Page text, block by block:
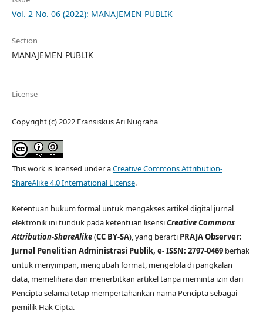
Vol. 2 No. 06 (2022): MANAJEMEN PUBLIK
Section
MANAJEMEN PUBLIK
License
Copyright (c) 2022 Fransiskus Ari Nugraha
This work is licensed under aCreative Commons Attribution-
ShareAlike 4.0 International License.
Ketentuan hukum formal untuk mengakses artikel digital jurnal
elektronik ini tunduk pada ketentuan lisensiCreative Commons
Attribution-ShareAlike(CC BY-SA), yang berarti PRAJA Observer:
Jurnal Penelitian Administrasi Publik, e- ISSN: 2797-0469berhak
untuk menyimpan, mengubah format, mengelola di pangkalan
data, memelihara dan menerbitkan artikel tanpa meminta izin dari
Pencipta selama tetap mempertahankan nama Pencipta sebagai
pemilik Hak Cipta.